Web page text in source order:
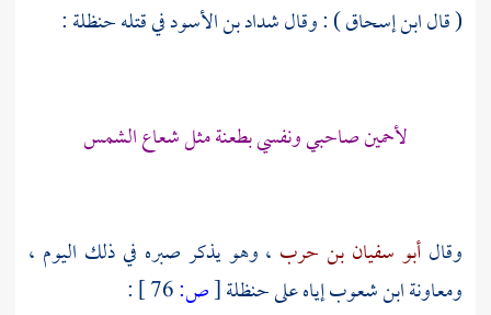
( قالابن إسحاق) : وقالشداد بن الأسودفي قتلهحنظلة:
لأحمين صاحبي ونفسي بطعنة مثل شعاع الشمس
وقالأبو سفيان بن حرب ، وهو يذكر صبره في ذلك اليوم ،
ومعاونةابن شعوبإياه علىحنظلة[ص: :